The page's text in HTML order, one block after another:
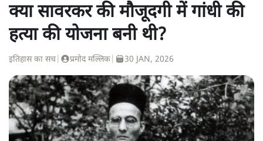
क्या सावरकर की मौजूदगी में गांधी की
हत्या की योजना बनी थी?
इतिहास का सच प्रमोद मल्लिक 30 JAN, 2026